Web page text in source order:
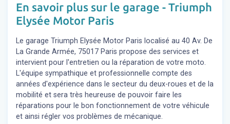
En savoir plus sur le garage - Triumph
Elysée Motor Paris
Le garage Triumph Elysée Motor Paris localisé au 40 Av. De
La Grande Armée, 75017 Paris propose des services et
intervient pour l'entretien ou la réparation de votre moto.
L'équipe sympathique et professionnelle compte des
années d'expérience dans le secteur du deux-roues et de la
mobilité et sera très heureuse de pouvoir faire les
réparations pour le bon fonctionnement de votre véhicule
et ainsi régler vos problèmes de mécanique.